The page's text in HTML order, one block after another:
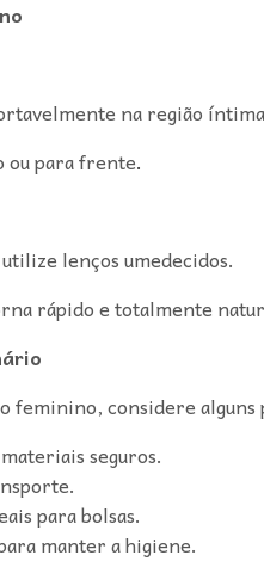
na região
ou para frente.
utilize lenços umedecidos.
rápido e totalmente
feminino, considere
seguros.
para bolsas.
manter a higiene.